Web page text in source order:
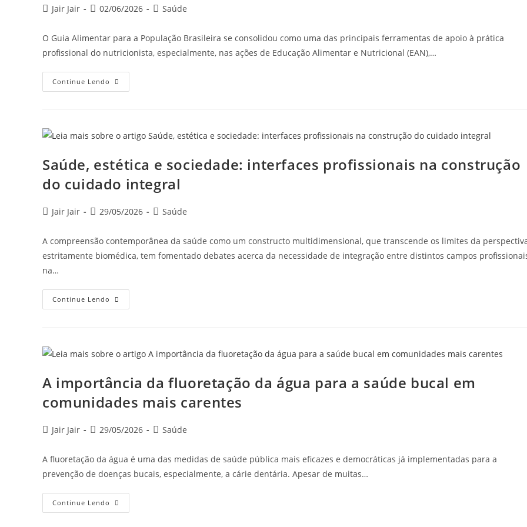
Jair Jair 02/06/2026 Saúde
O Guia Alimentar para a População Brasileira se consolidou como uma das principais ferramentas de apoio à prática
profissional do nutricionista, especialmente, nas ações de Educação Alimentar e Nutricional (EAN),…
Continue Lendo
Saúde, estética e sociedade: interfaces profissionais na construção
do cuidado integral
Jair Jair 29/05/2026 Saúde
A compreensão contemporânea da saúde como um constructo multidimensional, que transcende os limites da
estritamente biomédica, tem fomentado debates acerca da necessidade de integração entre distintos campos
na…
Continue Lendo
A importância da fluoretação da água para a saúde bucal em
comunidades mais carentes
Jair Jair 29/05/2026 Saúde
A fluoretação da água é uma das medidas de saúde pública mais eficazes e democráticas já implementadas para a
prevenção de doenças bucais, especialmente, a cárie dentária. Apesar de muitas…
Continue Lendo